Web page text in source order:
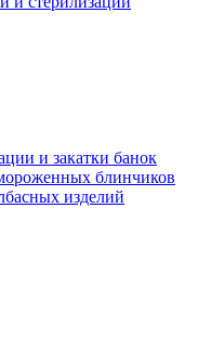
и закатки банок
блинчиков
изделий